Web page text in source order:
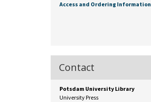
Access and Ordering Information
Contact
Potsdam University Library
University Press